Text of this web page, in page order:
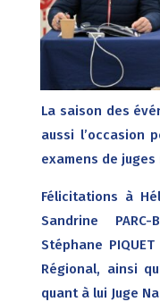
La saison des
aussi l’occasion
examens de
Félicitations à
Sandrine PARC-
Stéphane
Régional, ainsi
quant à lui Juge